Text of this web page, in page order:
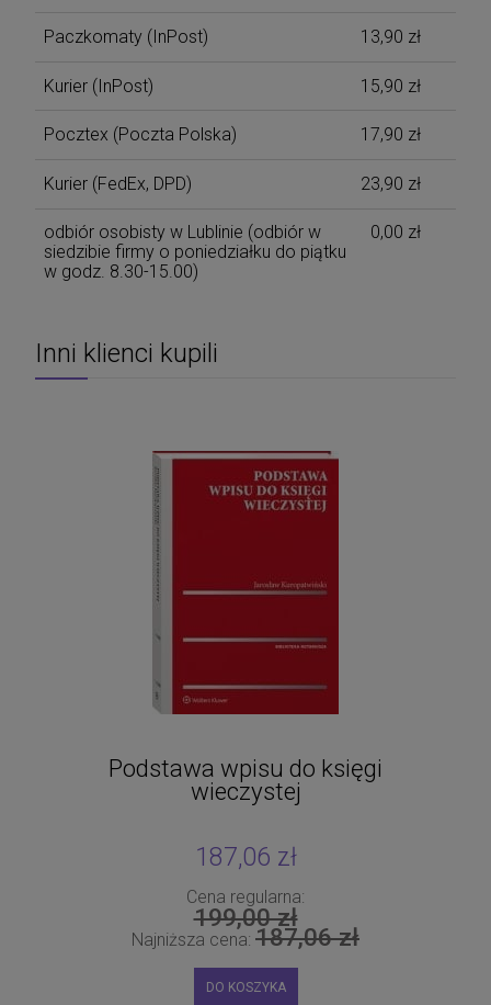
Paczkomaty (InPost) 13,90 zł
Kurier (InPost) 15,90 zł
Pocztex (Poczta Polska) 17,90 zł
Kurier (FedEx, DPD) 23,90 zł
odbiór osobisty w Lublinie (odbiór w
siedzibie firmy o poniedziałku do piątku
w godz. 8.30-15.00)
0,00 zł
Inni klienci kupili
Podstawa wpisu do księgi
wieczystej
187,06 zł
Cena regularna:
199,00 zł
Najniższa cena: 187,06 zł
DO KOSZYKA